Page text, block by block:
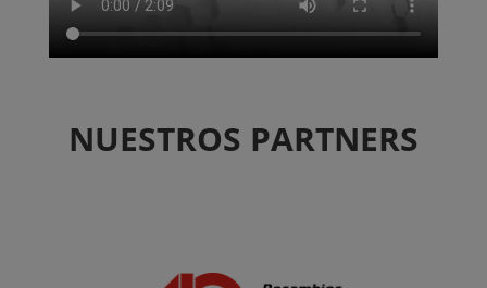
NUESTROS PARTNERS